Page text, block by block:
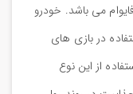
می باشد. خودرو
در بازی های
از این نوع